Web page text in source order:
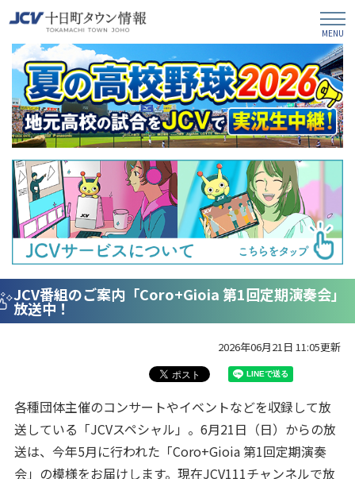
JCV番組のご案内「Coro+Gioia 第1回定期演奏会」
放送中！
2026年06月21日 11:05更新
各種団体主催のコンサートやイベントなどを収録して放
送している「JCVスペシャル」。6月21日（日）からの放
送は、今年5月に行われた「Coro+Gioia 第1回定期演奏
会」の模様をお届けします。現在JCV111チャンネルで放